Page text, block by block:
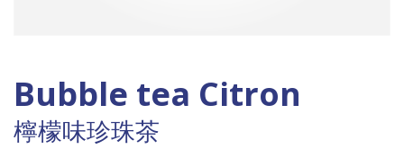
Bubble tea Citron
檸檬味珍珠茶